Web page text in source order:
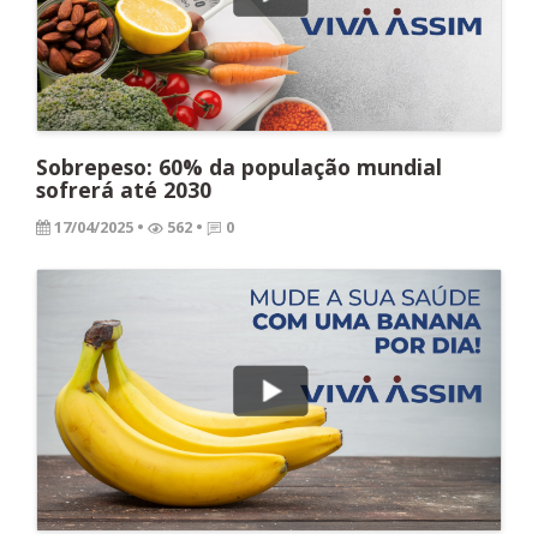
Sobrepeso: 60% da população mundial
sofrerá até 2030
17/04/2025 • 562 • 0